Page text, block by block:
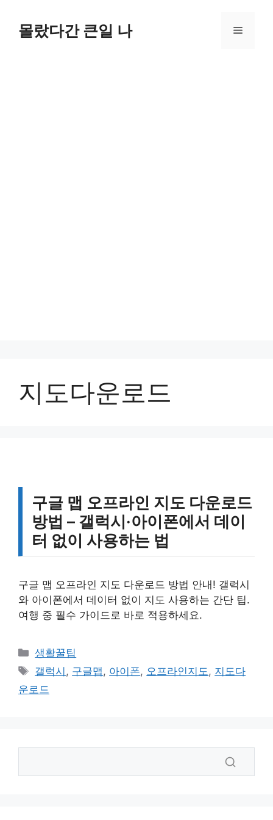
몰랐다간 큰일 나 메
지도다운로드
구글 맵 오프라인 지도 다운로드
방법 – 갤럭시·아이폰에서 데이
터 없이 사용하는 법
구글 맵 오프라인 지도 다운로드 방법 안내! 갤럭시
와 아이폰에서 데이터 없이 지도 사용하는 간단 팁.
여행 중 필수 가이드로 바로 적용하세요.
카
테
리
생활꿀팁
태
그
갤럭시 , 구글맵, 아이폰, 오프라인지도, 지도다
운로드